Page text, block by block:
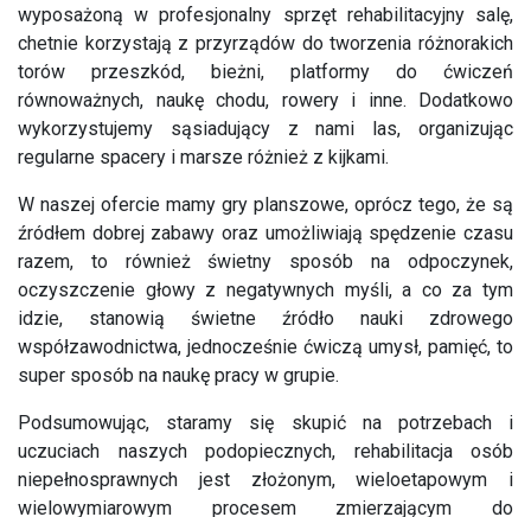
wyposażoną w profesjonalny sprzęt rehabilitacyjny salę,
chetnie korzystają z przyrządów do tworzenia różnorakich
torów przeszkód, bieżni, platformy do ćwiczeń
równoważnych, naukę chodu, rowery i inne. Dodatkowo
wykorzystujemy sąsiadujący z nami las, organizując
regularne spacery i marsze różnież z kijkami.
W naszej ofercie mamy gry planszowe, oprócz tego, że są
źródłem dobrej zabawy oraz umożliwiają spędzenie czasu
razem, to również świetny sposób na odpoczynek,
oczyszczenie głowy z negatywnych myśli, a co za tym
idzie, stanowią świetne źródło nauki zdrowego
współzawodnictwa, jednocześnie ćwiczą umysł, pamięć, to
super sposób na naukę pracy w grupie.
Podsumowując, staramy się skupić na potrzebach i
uczuciach naszych podopiecznych, rehabilitacja osób
niepełnosprawnych jest złożonym, wieloetapowym i
wielowymiarowym procesem zmierzającym do